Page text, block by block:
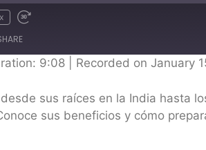
9:08 Recorded on January
sus raíces en la India hasta
sus beneficios y cómo